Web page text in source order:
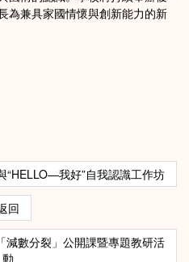
為兼具家國情懷與創新能力的新
我好”自我認識工作坊
回
減數分裂」公開課暨專題教研活
動